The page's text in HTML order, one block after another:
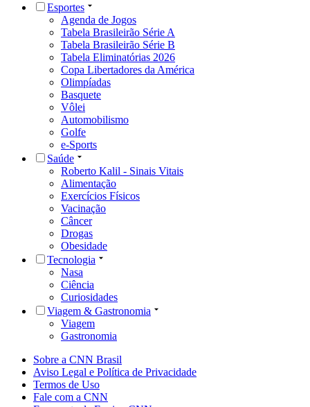
Esportes
Agenda de Jogos
Tabela Brasileirão Série A
Tabela Brasileirão Série B
Tabela Eliminatórias 2026
Copa Libertadores da América
Olimpíadas
Basquete
Vôlei
Automobilismo
Golfe
e-Sports
Saúde
Roberto Kalil - Sinais Vitais
Alimentação
Exercícios Físicos
Vacinação
Câncer
Drogas
Obesidade
Tecnologia
Nasa
Ciência
Curiosidades
Viagem & Gastronomia
Viagem
Gastronomia
Sobre a CNN Brasil
Aviso Legal e Política de Privacidade
Termos de Uso
Fale com a CNN